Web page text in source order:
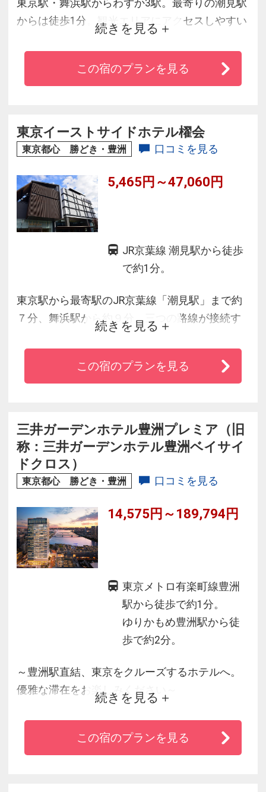
東京駅・舞浜駅からわずか3駅。最寄りの潮見駅
からは徒歩1分。観光エリアにアクセスしやすい
抜群の利便性はもちろん、滞在そのものを楽し
む“目的地”としてもセレクトしたいホテル。鮮や
かでエネルギッシュなアートに五感が研ぎ澄ま
てゆく、そんな感覚に出会える施設です。
続きを見る
この宿のプランを見る
東京イーストサイドホテル櫂会
東京都心 勝どき・豊洲 口コミを見る
5,465円～47,060円
JR京葉線 潮見駅から徒歩
で約1分。
東京駅から最寄駅のJR京葉線「潮見駅」まで約
７分、舞浜駅から約９分、三つの路線が接続す
る新木場駅から約３分の好立地であり、さらに
は潮見駅前に位置しています。テーマパークに
も近く、イベントや展示会などが開催されるお
す。
続きを見る
この宿のプランを見る
三井ガーデンホテル豊洲プレミア（旧
称：三井ガーデンホテル豊洲ベイサイ
ドクロス）
東京都心 勝どき・豊洲 口コミを見る
14,575円～189,794円
東京メトロ有楽町線豊洲
駅から徒歩で約1分。
ゆりかもめ豊洲駅から徒
歩で約2分。
～豊洲駅直結、東京をクルーズするホテルへ。
優雅な滞在をお楽しみください～
◇東京メトロ有楽町線「豊洲」駅に直結、銀座
エリアから約10分という観光地から近い立地に
続きを見る
この宿のプランを見る